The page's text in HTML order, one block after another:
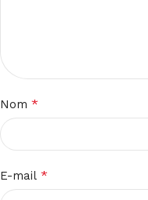
Nom *
E-mail *